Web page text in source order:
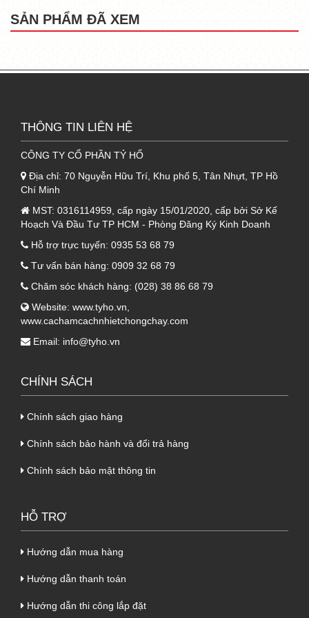
XEM THÊM:
CẤP TÔN CÁCH NHIỆT, PANEL CÁCH NHIỆT
nền Đông Á dày 0.45mm +
Glasswool 50mm + tôn 0.35mm
Tôn bông thủy tinh Glasswool 3 lớp (tôn +
Glasswool + tôn)
Tôn cách nhiệt chống cháy Glasswool
cấu tạo bởi 3 lớp rất đặt biệt. Sau đây, Tỷ Hổ
chúng tôi xin mời quý khách hàng cùng tìm
1.1. Lớp thứ nhất của tôn bông thủy tinh
3 lớp
- Lớp này làm bằng tôn dày 0.45mm, nằm ở
bên trên, trực tiếp chịu nắng mưa.
- Được sản xuất bởi nhà máy theo công nghệ
SẢN PHẨM ĐÃ XEM
THÔNG TIN LIÊN HỆ
CÔNG TY CỔ PHẦN TỶ HỔ
Địa chỉ: 70 Nguyễn Hữu Trí, Khu phố 5, Tân Nhựt, TP Hồ
Chí Minh
MST: 0316114959, cấp ngày 15/01/2020, cấp bởi Sở Kế
Hoạch Và Đầu Tư TP HCM - Phòng Đăng Ký Kinh Doanh
Hỗ trợ trực tuyến: 0935 53 68 79
Tư vấn bán hàng: 0909 32 68 79
Chăm sóc khách hàng: (028) 38 86 68 79
Website: www.tyho.vn
www.cachamcachnhietchongchay.com
Email: info@tyho.vn
CHÍNH SÁCH
Chính sách giao hàng
Chính sách bảo hành và đổi trả hàng
Chính sách bảo mật thông tin
HỖ TRỢ
Hướng dẫn mua hàng
Hướng dẫn thanh toán
Hướng dẫn thi công lắp đặt